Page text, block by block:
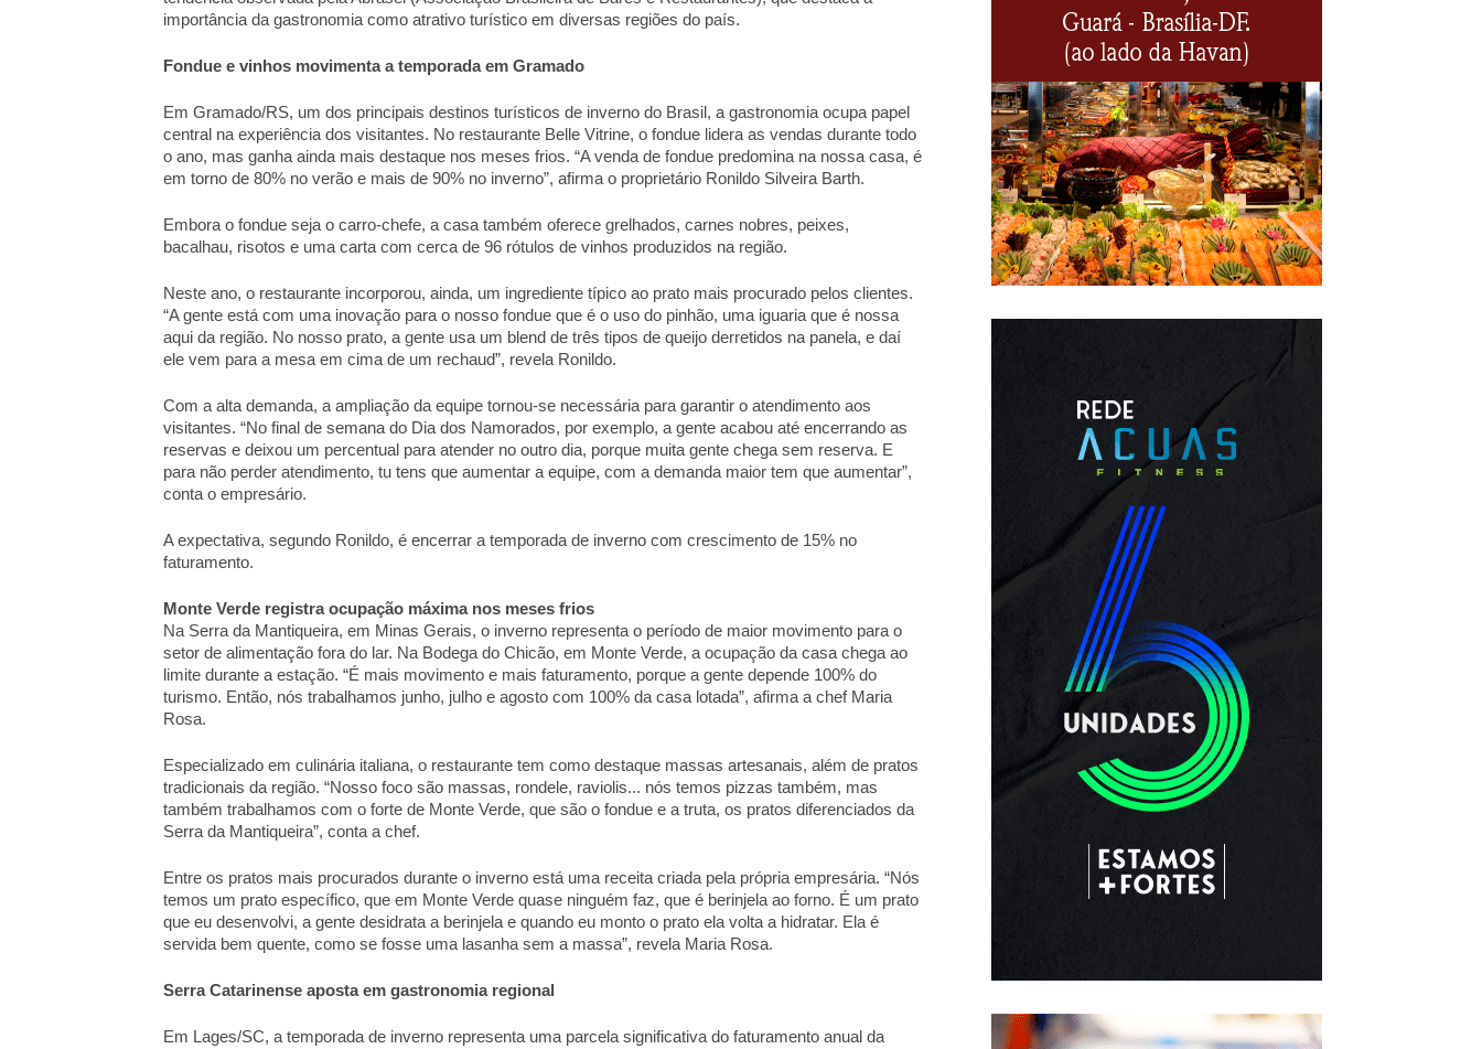
importância da gastronomia como atrativo turístico em diversas regiões do país.
Fondue e vinhos movimenta a temporada em Gramado
Em Gramado/RS, um dos principais destinos turísticos de inverno do Brasil, a gastronomia ocupa papel
central na experiência dos visitantes. No restaurante Belle Vitrine, o fondue lidera as vendas durante todo
o ano, mas ganha ainda mais destaque nos meses frios. “A venda de fondue predomina na nossa casa, é
em torno de 80% no verão e mais de 90% no inverno”, afirma o proprietário Ronildo Silveira Barth.
Embora o fondue seja o carro-chefe, a casa também oferece grelhados, carnes nobres, peixes,
bacalhau, risotos e uma carta com cerca de 96 rótulos de vinhos produzidos na região.
Neste ano, o restaurante incorporou, ainda, um ingrediente típico ao prato mais procurado pelos clientes.
“A gente está com uma inovação para o nosso fondue que é o uso do pinhão, uma iguaria que é nossa
aqui da região. No nosso prato, a gente usa um blend de três tipos de queijo derretidos na panela, e daí
ele vem para a mesa em cima de um rechaud”, revela Ronildo.
Com a alta demanda, a ampliação da equipe tornou-se necessária para garantir o atendimento aos
visitantes. “No final de semana do Dia dos Namorados, por exemplo, a gente acabou até encerrando as
reservas e deixou um percentual para atender no outro dia, porque muita gente chega sem reserva. E
para não perder atendimento, tu tens que aumentar a equipe, com a demanda maior tem que aumentar”,
conta o empresário.
A expectativa, segundo Ronildo, é encerrar a temporada de inverno com crescimento de 15% no
faturamento.
Monte Verde registra ocupação máxima nos meses frios
Na Serra da Mantiqueira, em Minas Gerais, o inverno representa o período de maior movimento para o
setor de alimentação fora do lar. Na Bodega do Chicão, em Monte Verde, a ocupação da casa chega ao
limite durante a estação. “É mais movimento e mais faturamento, porque a gente depende 100% do
turismo. Então, nós trabalhamos junho, julho e agosto com 100% da casa lotada”, afirma a chef Maria
Rosa.
Especializado em culinária italiana, o restaurante tem como destaque massas artesanais, além de pratos
tradicionais da região. “Nosso foco são massas, rondele, raviolis... nós temos pizzas também, mas
também trabalhamos com o forte de Monte Verde, que são o fondue e a truta, os pratos diferenciados da
Serra da Mantiqueira”, conta a chef.
Entre os pratos mais procurados durante o inverno está uma receita criada pela própria empresária. “Nós
temos um prato específico, que em Monte Verde quase ninguém faz, que é berinjela ao forno. É um prato
que eu desenvolvi, a gente desidrata a berinjela e quando eu monto o prato ela volta a hidratar. Ela é
servida bem quente, como se fosse uma lasanha sem a massa”, revela Maria Rosa.
Serra Catarinense aposta em gastronomia regional
Em Lages/SC, a temporada de inverno representa uma parcela significativa do faturamento anual da